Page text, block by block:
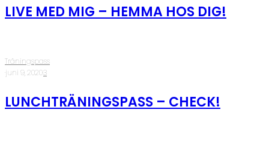
LIVE MED MIG – HEMMA HOS DIG!
Träningspass
·juni 9, 2020·3
LUNCHTRÄNINGSPASS – CHECK!